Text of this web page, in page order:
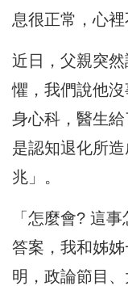
息很正常，心裡
近日，父親突
懼，我們說他
身心科，醫生
是認知退化所
兆」。
「怎麼會? 這
答案，我和姊
明，政論節目